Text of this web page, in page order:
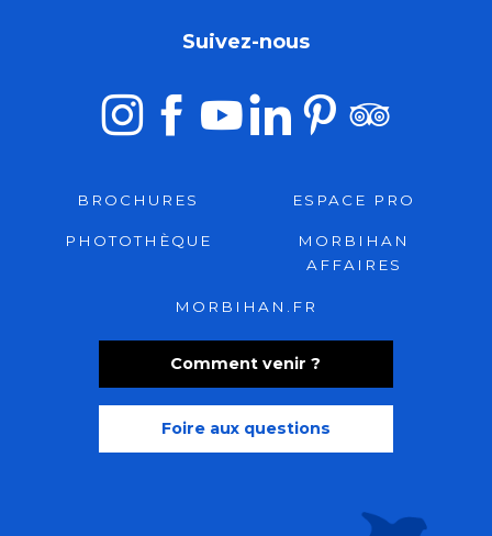
Comment venir ?
Foire aux questions
Suivez-nous
BROCHURES ESPACE PRO
PHOTOTHÈQUE
MORBIHAN
AFFAIRES
MORBIHAN.FR